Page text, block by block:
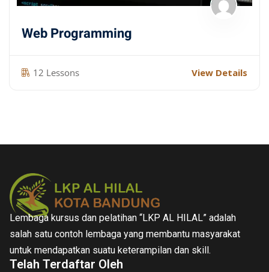
Web Programming
12 Lessons View Details
Lembaga kursus dan pelatihan “LKP AL HILAL” adalah
salah satu contoh lembaga yang membantu masyarakat
untuk mendapatkan suatu keterampilan dan skill.
Telah Terdaftar Oleh